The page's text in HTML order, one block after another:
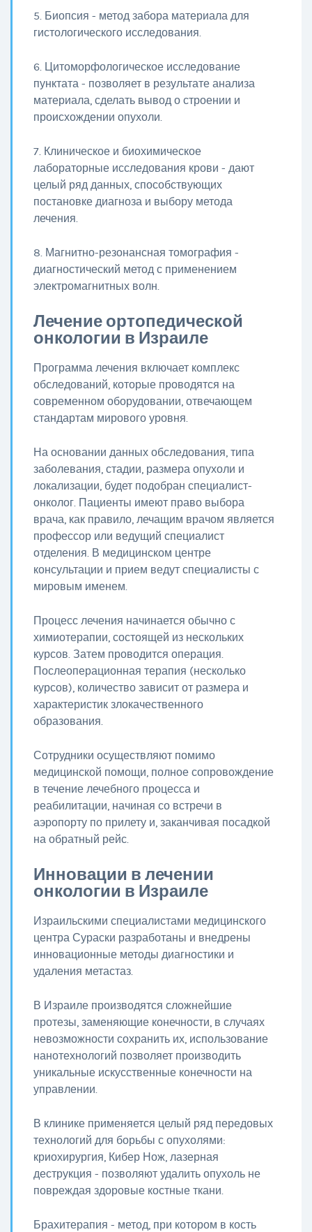
5. Биопсия - метод забора материала для
гистологического исследования.
6. Цитоморфологическое исследование
пунктата - позволяет в результате анализа
материала, сделать вывод о строении и
происхождении опухоли.
7. Клиническое и биохимическое
лабораторные исследования крови - дают
целый ряд данных, способствующих
постановке диагноза и выбору метода
лечения.
8. Магнитно-резонансная томография -
диагностический метод с применением
электромагнитных волн.
Лечение ортопедической
онкологии в Израиле
Программа лечения включает комплекс
обследований, которые проводятся на
современном оборудовании, отвечающем
стандартам мирового уровня.
На основании данных обследования, типа
заболевания, стадии, размера опухоли и
локализации, будет подобран специалист-
онколог. Пациенты имеют право выбора
врача, как правило, лечащим врачом является
профессор или ведущий специалист
отделения. В медицинском центре
консультации и прием ведут специалисты с
мировым именем.
Процесс лечения начинается обычно с
химиотерапии, состоящей из нескольких
курсов. Затем проводится операция.
Послеоперационная терапия (несколько
курсов), количество зависит от размера и
характеристик злокачественного
образования.
Сотрудники осуществляют помимо
медицинской помощи, полное сопровождение
в течение лечебного процесса и
реабилитации, начиная со встречи в
аэропорту по прилету и, заканчивая посадкой
на обратный рейс.
Инновации в лечении
онкологии в Израиле
Израильскими специалистами медицинского
центра Сураски разработаны и внедрены
инновационные методы диагностики и
удаления метастаз.
В Израиле производятся сложнейшие
протезы, заменяющие конечности, в случаях
невозможности сохранить их, использование
нанотехнологий позволяет производить
уникальные искусственные конечности на
управлении.
В клинике применяется целый ряд передовых
технологий для борьбы с опухолями:
криохирургия, Кибер Нож, лазерная
деструкция - позволяют удалить опухоль не
повреждая здоровые костные ткани.
Брахитерапия - метод, при котором в кость